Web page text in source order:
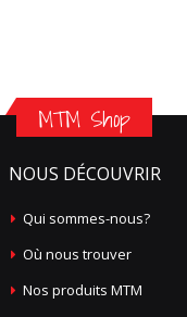
MTM Shop
NOUS DÉCOUVRIR
Qui sommes-nous?
Où nous trouver
Nos produits MTM